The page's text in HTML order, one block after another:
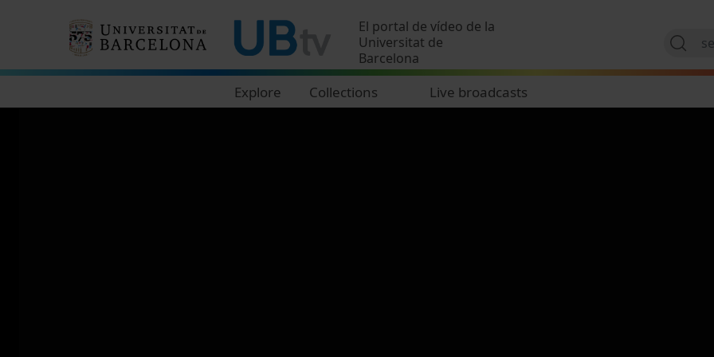
El portal de vídeo de la
Universitat de
Barcelona
Explore Collections Live broadcasts